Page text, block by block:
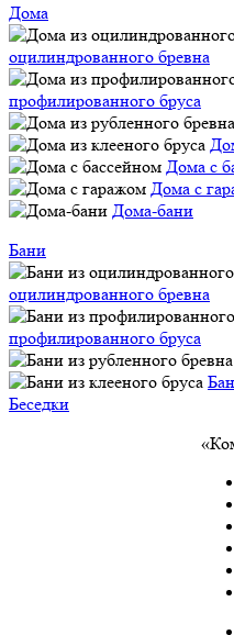
Дома
оцилиндрованного бревна
профилированного бруса
Дома с
Дома с
Дома-бани
Бани
оцилиндрованного бревна
профилированного бруса
Беседки